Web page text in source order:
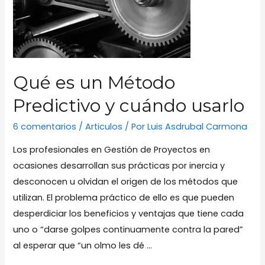
Qué es un Método
Predictivo y cuándo usarlo
6 comentarios /Articulos / PorLuis Asdrubal Carmona
Los profesionales en Gestión de Proyectos en
ocasiones desarrollan sus prácticas por inercia y
desconocen u olvidan el origen de los métodos que
utilizan. El problema práctico de ello es que pueden
desperdiciar los beneficios y ventajas que tiene cada
uno o “darse golpes continuamente contra la pared”
al esperar que “un olmo les dé …